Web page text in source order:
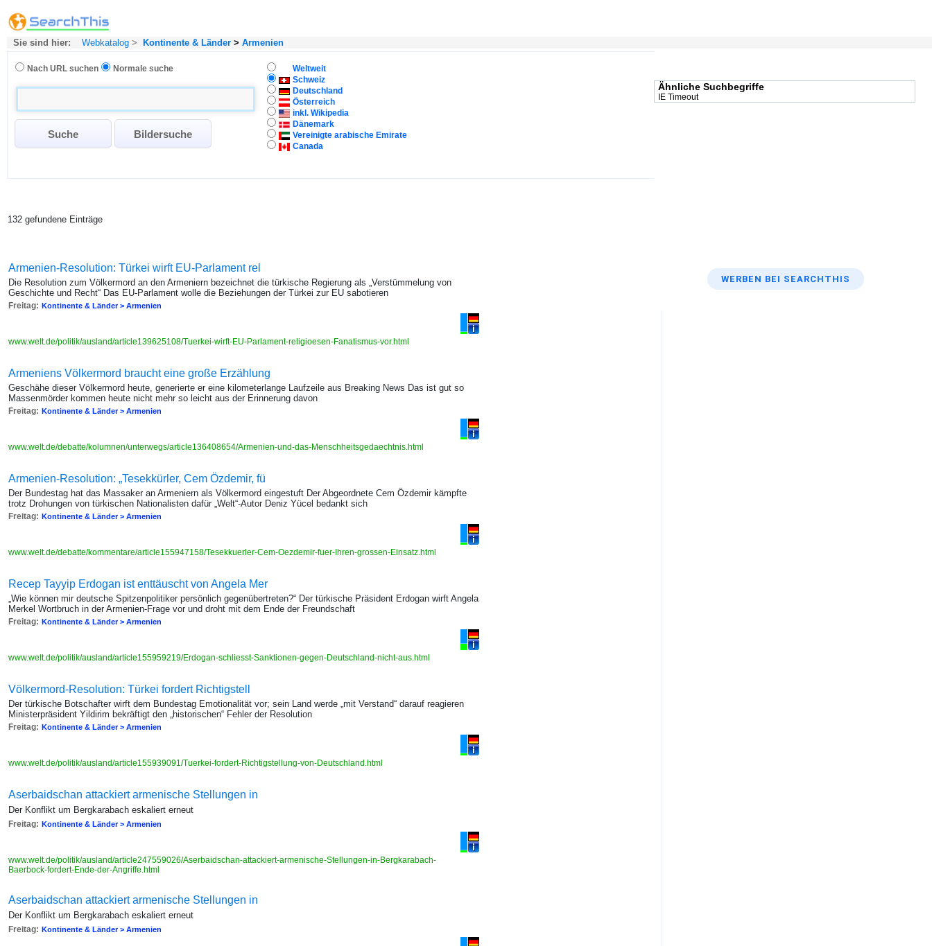
Sie sind hier: Webkatalog > Kontinente & Länder > Armenien
Nach URL suchen Normale suche
Weltweit
Schweiz
Deutschland
Österreich
inkl. Wikipedia
Dänemark
Vereinigte arabische Emirate
Canada
132 gefundene Einträge
Armenien-Resolution: Türkei wirft EU-Parlament rel
Die Resolution zum Völkermord an den Armeniern bezeichnet die türkische Regierung als „Verstümmelung von
Geschichte und Recht“ Das EU-Parlament wolle die Beziehungen der Türkei zur EU sabotieren
Freitag: Kontinente & Länder > Armenien
www.welt.de/politik/ausland/article139625108/Tuerkei-wirft-EU-Parlament-religioesen-Fanatismus-vor.html
Armeniens Völkermord braucht eine große Erzählung
Geschähe dieser Völkermord heute, generierte er eine kilometerlange Laufzeile aus Breaking News Das ist gut so
Massenmörder kommen heute nicht mehr so leicht aus der Erinnerung davon
Freitag: Kontinente & Länder > Armenien
www.welt.de/debatte/kolumnen/unterwegs/article136408654/Armenien-und-das-Menschheitsgedaechtnis.html
Armenien-Resolution: „Tesekkürler, Cem Özdemir, fü
Der Bundestag hat das Massaker an Armeniern als Völkermord eingestuft Der Abgeordnete Cem Özdemir kämpfte
trotz Drohungen von türkischen Nationalisten dafür „Welt“-Autor Deniz Yücel bedankt sich
Freitag: Kontinente & Länder > Armenien
www.welt.de/debatte/kommentare/article155947158/Tesekkuerler-Cem-Oezdemir-fuer-Ihren-grossen-Einsatz.html
Recep Tayyip Erdogan ist enttäuscht von Angela Mer
„Wie können mir deutsche Spitzenpolitiker persönlich gegenübertreten?“ Der türkische Präsident Erdogan wirft Angela
Merkel Wortbruch in der Armenien-Frage vor und droht mit dem Ende der Freundschaft
Freitag: Kontinente & Länder > Armenien
www.welt.de/politik/ausland/article155959219/Erdogan-schliesst-Sanktionen-gegen-Deutschland-nicht-aus.html
Völkermord-Resolution: Türkei fordert Richtigstell
Der türkische Botschafter wirft dem Bundestag Emotionalität vor; sein Land werde „mit Verstand“ darauf reagieren
Ministerpräsident Yildirim bekräftigt den „historischen“ Fehler der Resolution
Freitag: Kontinente & Länder > Armenien
www.welt.de/politik/ausland/article155939091/Tuerkei-fordert-Richtigstellung-von-Deutschland.html
Aserbaidschan attackiert armenische Stellungen in
Der Konflikt um Bergkarabach eskaliert erneut
Freitag: Kontinente & Länder > Armenien
www.welt.de/politik/ausland/article247559026/Aserbaidschan-attackiert-armenische-Stellungen-in-Bergkarabach-
Baerbock-fordert-Ende-der-Angriffe.html
Aserbaidschan attackiert armenische Stellungen in
Der Konflikt um Bergkarabach eskaliert erneut
Freitag: Kontinente & Länder > Armenien